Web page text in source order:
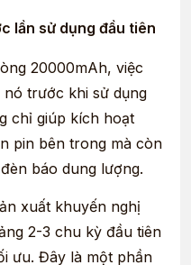
lần sử dụng đầu tiên
20000mAh, việc
trước khi sử dụng
chỉ giúp kích hoạt
pin bên trong mà còn
báo dung lượng.
xuất khuyến nghị
2-3 chu kỳ đầu tiên
ưu. Đây là một phần